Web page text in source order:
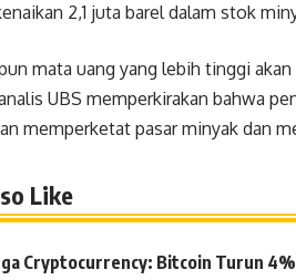
2,1 juta barel dalam stok
mata uang yang lebih tinggi
UBS memperkirakan bahwa
memperketat pasar minyak dan
Like
Cryptocurrency: Bitcoin Turun